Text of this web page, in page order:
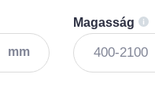
mm
Magasság